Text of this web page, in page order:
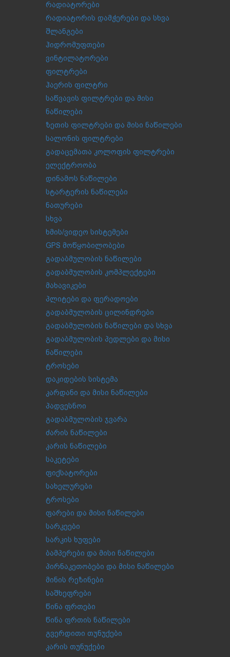
რადიატორები
რადიატორის დამჭერები და სხვა
შლანგები
ჰიდრომუფთები
ვინტილატორები
ფილტრები
ჰაერის ფილტრი
საწვავის ფილტრები და მისი
ნაწილები
ზეთის ფილტრები და მისი ნაწილები
სალონის ფილტრები
გადაცემათა კოლოფის ფილტრები
ელექტროობა
დინამოს ნაწილები
სტარტერის ნაწილები
ნათურები
სხვა
ხმის/ვიდეო სისტემები
GPS მოწყობილობები
გადაბმულობის ნაწილები
გადაბმულობის კომპლექტები
მახავიკები
პლიტები და ფერადოები
გადაბმულობის ცილინდრები
გადაბმულობის ნაწილები და სხვა
გადაბმულობის პედლები და მისი
ნაწილები
ტროსები
დაკიდების სისტემა
კარდანი და მისი ნაწილები
პადვესნოი
გადაბმულობის ჯვარა
ძარის ნაწილები
კარის ნაწილები
საკეტები
ფიქსატორები
სახელურები
ტროსები
ფარები და მისი ნაწილები
სარკეები
სარკის ხუფები
ბამპერები და მისი ნაწილები
პირნაკეთობები და მისი ნაწილები
მინის რეზინები
საშხეფრები
წინა ფრთები
წინა ფრთის ნაწილები
გვერდითი თუნუქები
კარის თუნუქები